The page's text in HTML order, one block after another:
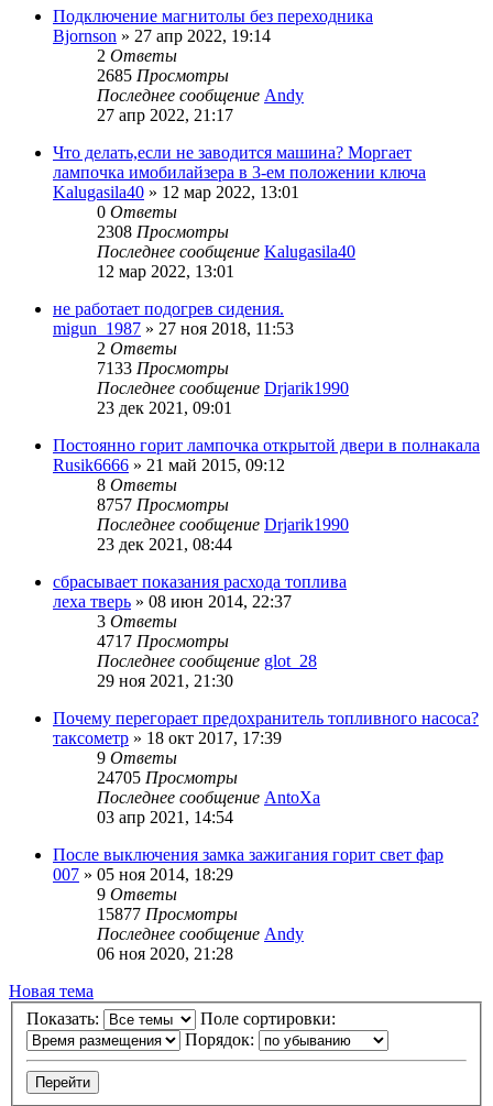
Подключение магнитолы без переходника
Bjornson » 27 апр 2022, 19:14
2 Ответы
2685 Просмотры
Последнее сообщение Andy
27 апр 2022, 21:17
Что делать,если не заводится машина? Моргает
лампочка имобилайзера в 3-ем положении ключа
Kalugasila40 » 12 мар 2022, 13:01
0 Ответы
2308 Просмотры
Последнее сообщение Kalugasila40
12 мар 2022, 13:01
не работает подогрев сидения.
migun_1987 » 27 ноя 2018, 11:53
2 Ответы
7133 Просмотры
Последнее сообщение Drjarik1990
23 дек 2021, 09:01
Постоянно горит лампочка открытой двери в полнакала
Rusik6666 » 21 май 2015, 09:12
8 Ответы
8757 Просмотры
Последнее сообщение Drjarik1990
23 дек 2021, 08:44
сбрасывает показания расхода топлива
леха тверь » 08 июн 2014, 22:37
3 Ответы
4717 Просмотры
Последнее сообщение glot_28
29 ноя 2021, 21:30
Почему перегорает предохранитель топливного насоса?
таксометр » 18 окт 2017, 17:39
9 Ответы
24705 Просмотры
Последнее сообщение AntoXa
03 апр 2021, 14:54
После выключения замка зажигания горит свет фар
007 » 05 ноя 2014, 18:29
9 Ответы
15877 Просмотры
Последнее сообщение Andy
06 ноя 2020, 21:28
Новая тема
Показать:
Поле сортировки:
Порядок: